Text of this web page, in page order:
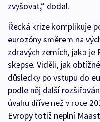
zvyšovat,“ dodal.
Řecká krize komplikuje
eurozóny směrem na
zdravých zemích, jako je
skepse. Viděli, jak
důsledky po vstupu do
podle něj další
úvahu dříve než v roce
Evropy totiž neplní